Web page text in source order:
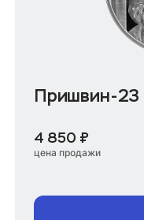
Пришвин-23
4 850 ₽
цена продажи